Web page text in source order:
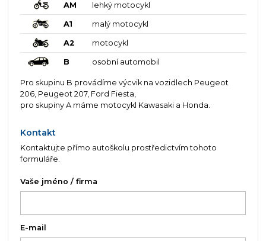
AM lehký motocykl
A1 malý motocykl
A2 motocykl
B osobní automobil
Pro skupinu B provádíme výcvik na vozidlech Peugeot
206, Peugeot 207, Ford Fiesta,
pro skupiny A máme motocykl Kawasaki a Honda.
Kontakt
Kontaktujte přímo autoškolu prostředictvím tohoto
formuláře.
Vaše jméno / firma
E-mail